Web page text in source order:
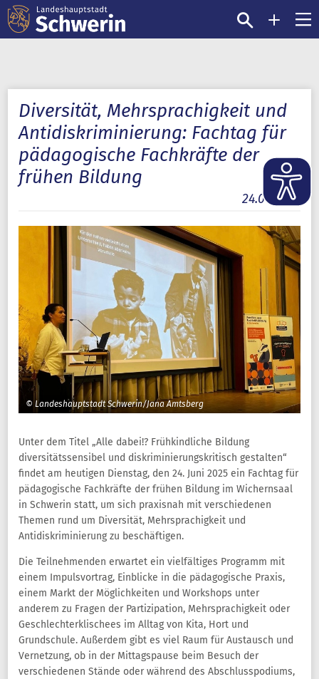
Diversität, Mehrsprachigkeit und
Antidiskriminierung: Fachtag für
pädagogische Fachkräfte der
frühen Bildung
24.06.2025
© Landeshauptstadt Schwerin/Jana Amtsberg
Unter dem Titel „Alle dabei!? Frühkindliche Bildung
diversitätssensibel und diskriminierungskritisch gestalten“
findet am heutigen Dienstag, den 24. Juni 2025 ein Fachtag für
pädagogische Fachkräfte der frühen Bildung im Wichernsaal
in Schwerin statt, um sich praxisnah mit verschiedenen
Themen rund um Diversität, Mehrsprachigkeit und
Antidiskriminierung zu beschäftigen.
Die Teilnehmenden erwartet ein vielfältiges Programm mit
einem Impulsvortrag, Einblicke in die pädagogische Praxis,
einem Markt der Möglichkeiten und Workshops unter
anderem zu Fragen der Partizipation, Mehrsprachigkeit oder
Geschlechterklischees im Alltag von Kita, Hort und
Grundschule. Außerdem gibt es viel Raum für Austausch und
Vernetzung, ob in der Mittagspause beim Besuch der
verschiedenen Stände oder während des Abschlusspodiums,